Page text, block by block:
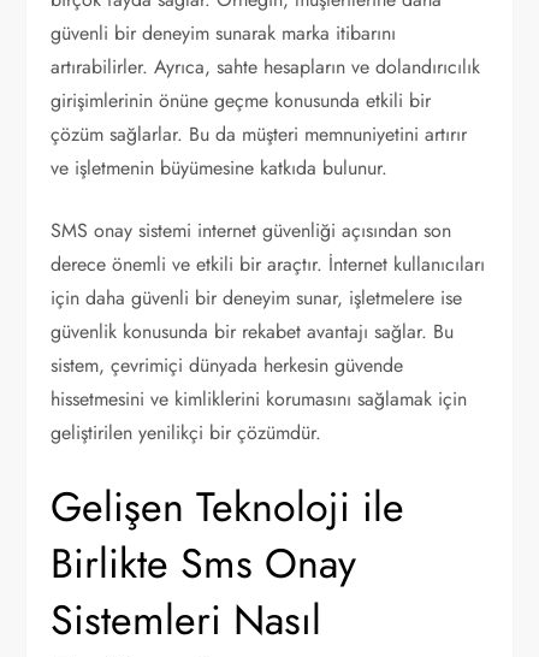
güvenli bir deneyim sunarak marka itibarını
artırabilirler. Ayrıca, sahte hesapların ve dolandırıcılık
girişimlerinin önüne geçme konusunda etkili bir
çözüm sağlarlar. Bu da müşteri memnuniyetini artırır
ve işletmenin büyümesine katkıda bulunur.
SMS onay sistemi internet güvenliği açısından son
derece önemli ve etkili bir araçtır. İnternet kullanıcıları
için daha güvenli bir deneyim sunar, işletmelere ise
güvenlik konusunda bir rekabet avantajı sağlar. Bu
sistem, çevrimiçi dünyada herkesin güvende
hissetmesini ve kimliklerini korumasını sağlamak için
geliştirilen yenilikçi bir çözümdür.
Gelişen Teknoloji ile
Birlikte Sms Onay
Sistemleri Nasıl